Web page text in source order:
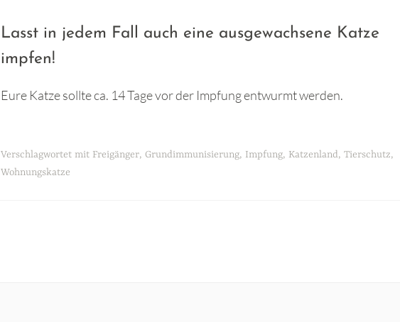
Lasst in jedem Fall auch eine ausgewachsene Katze
impfen!
Eure Katze sollte ca. 14 Tage vor der Impfung entwurmt werden.
Verschlagwortet mit Freigänger, Grundimmunisierung, Impfung, Katzenland, Tierschutz,
Wohnungskatze